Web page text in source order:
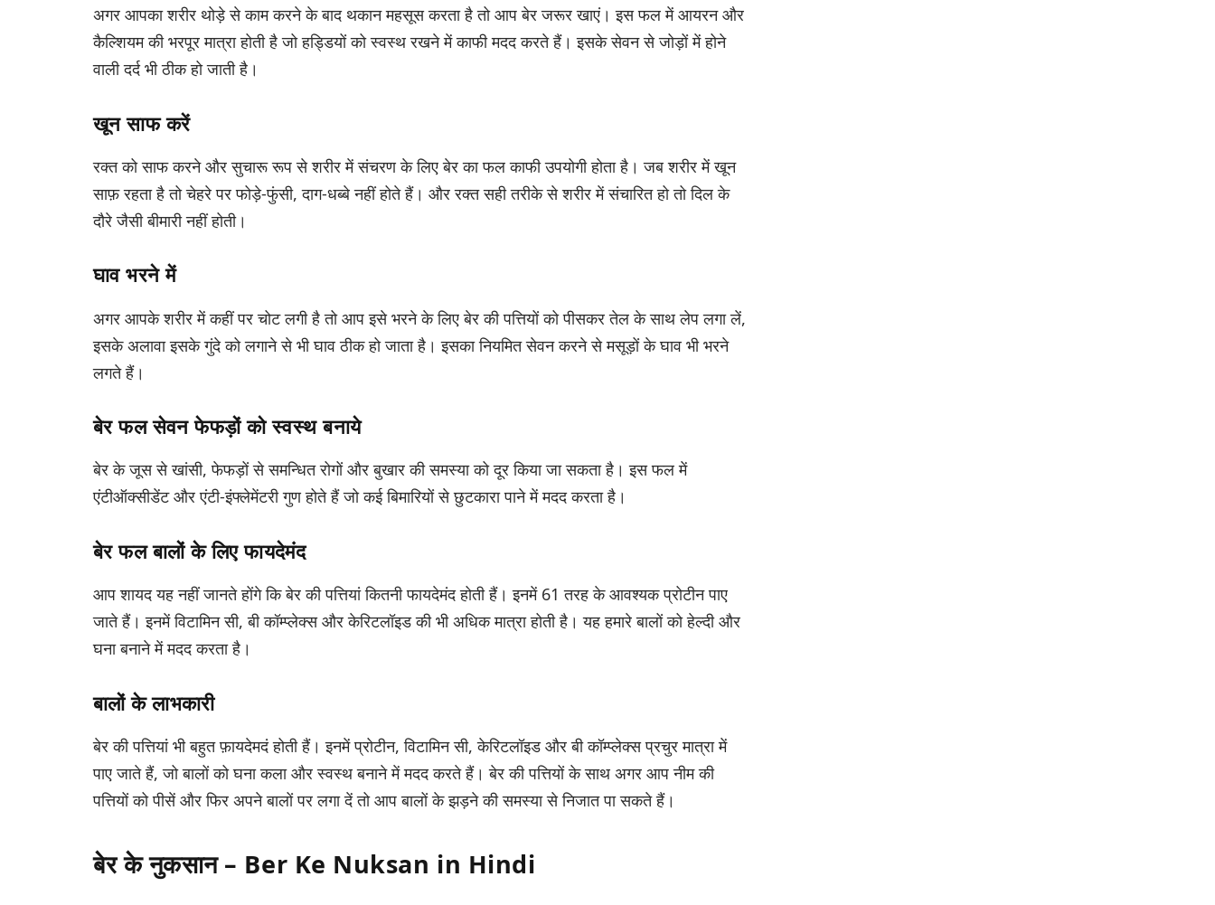
अगर आपका शरीर थोड़े से काम करने के बाद थकान महसूस करता है तो आप बेर जरूर खाएं। इस फल में आयरन और
कैल्शियम की भरपूर मात्रा होती है जो हड्डियों को स्वस्थ रखने में काफी मदद करते हैं। इसके सेवन से जोड़ों में होने
वाली दर्द भी ठीक हो जाती है।
खून साफ करें
रक्त को साफ करने और सुचारू रूप से शरीर में संचरण के लिए बेर का फल काफी उपयोगी होता है। जब शरीर में खून
साफ़ रहता है तो चेहरे पर फोड़े-फुंसी, दाग-धब्बे नहीं होते हैं। और रक्त सही तरीके से शरीर में संचारित हो तो दिल के
दौरे जैसी बीमारी नहीं होती।
घाव भरने में
अगर आपके शरीर में कहीं पर चोट लगी है तो आप इसे भरने के लिए बेर की पत्तियों को पीसकर तेल के साथ लेप लगा लें,
इसके अलावा इसके गुंदे को लगाने से भी घाव ठीक हो जाता है। इसका नियमित सेवन करने से मसूड़ों के घाव भी भरने
लगते हैं।
बेर फल सेवन फेफड़ों को स्वस्थ बनाये
बेर के जूस से खांसी, फेफड़ों से समन्धित रोगों और बुखार की समस्या को दूर किया जा सकता है। इस फल में
एंटीऑक्सीडेंट और एंटी-इंफ्लेमेंटरी गुण होते हैं जो कई बिमारियों से छुटकारा पाने में मदद करता है।
बेर फल बालों के लिए फायदेमंद
आप शायद यह नहीं जानते होंगे कि बेर की पत्तियां कितनी फायदेमंद होती हैं। इनमें 61 तरह के आवश्यक प्रोटीन पाए
जाते हैं। इनमें विटामिन सी, बी कॉम्प्लेक्स और केरिटलॉइड की भी अधिक मात्रा होती है। यह हमारे बालों को हेल्दी और
घना बनाने में मदद करता है।
बालों के लाभकारी
बेर की पत्तियां भी बहुत फ़ायदेमदं होती हैं। इनमें प्रोटीन, विटामिन सी, केरिटलॉइड और बी कॉम्प्लेक्स प्रचुर मात्रा में
पाए जाते हैं, जो बालों को घना कला और स्वस्थ बनाने में मदद करते हैं। बेर की पत्तियों के साथ अगर आप नीम की
पत्तियों को पीसें और फिर अपने बालों पर लगा दें तो आप बालों के झड़ने की समस्या से निजात पा सकते हैं।
बेर के नुकसान – Ber Ke Nuksan in Hindi